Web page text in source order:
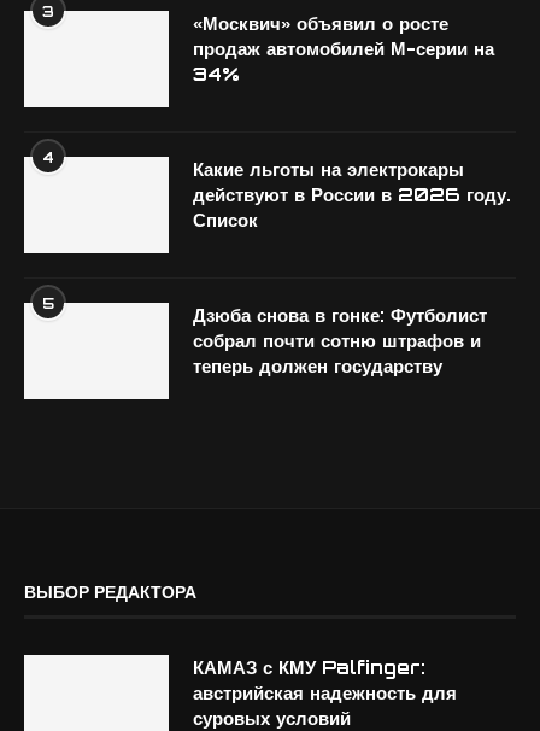
3
«Москвич» объявил о росте
продаж автомобилей М-серии на
34%
4
Какие льготы на электрокары
действуют в России в 2026 году.
Список
5
Дзюба снова в гонке: Футболист
собрал почти сотню штрафов и
теперь должен государству
ВЫБОР РЕДАКТОРА
КАМАЗ с КМУ Palfinger:
австрийская надежность для
суровых условий